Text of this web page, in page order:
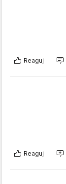
Reaguj
Reaguj